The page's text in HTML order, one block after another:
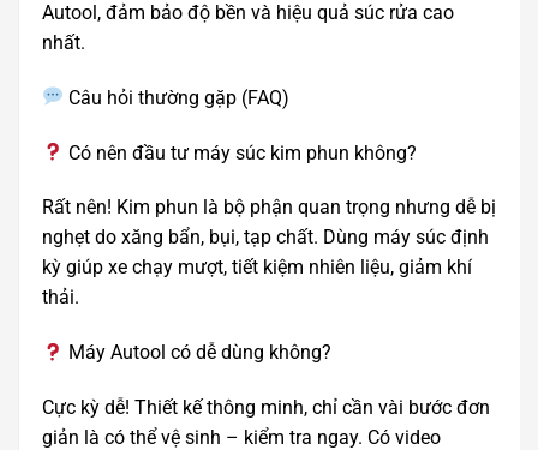
Autool, đảm bảo độ bền và hiệu quả súc rửa cao
nhất.
Câu hỏi thường gặp (FAQ)
Có nên đầu tư máy súc kim phun không?
Rất nên! Kim phun là bộ phận quan trọng nhưng dễ bị
nghẹt do xăng bẩn, bụi, tạp chất. Dùng máy súc định
kỳ giúp xe chạy mượt, tiết kiệm nhiên liệu, giảm khí
thải.
Máy Autool có dễ dùng không?
Cực kỳ dễ! Thiết kế thông minh, chỉ cần vài bước đơn
giản là có thể vệ sinh – kiểm tra ngay. Có video